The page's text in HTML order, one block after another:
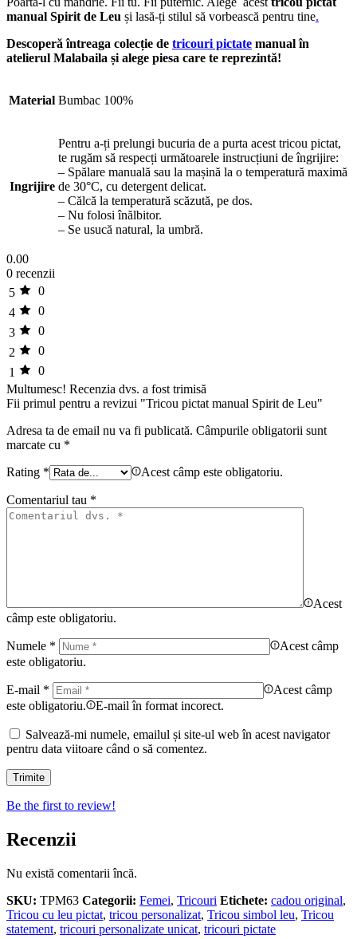
manual Spirit de Leu și lasă-ți stilul să vorbească pentru tine.
Descoperă întreaga colecție de tricouri pictate manual în
atelierul Malabaila și alege piesa care te reprezintă!
Material Bumbac 100%
Ingrijire
Pentru a-ți prelungi bucuria de a purta acest tricou pictat,
te rugăm să respecți următoarele instrucțiuni de îngrijire:
– Spălare manuală sau la mașină la o temperatură maximă
de 30°C, cu detergent delicat.
– Călcă la temperatură scăzută, pe dos.
– Nu folosi înălbitor.
– Se usucă natural, la umbră.
0.00
0 recenzii
5
0
4
0
3
0
2
0
1
0
Multumesc! Recenzia dvs. a fost trimisă
Fii primul pentru a revizui "Tricou pictat manual Spirit de Leu"
Adresa ta de email nu va fi publicată. Câmpurile obligatorii sunt
marcate cu *
Rating * Acest câmp este obligatoriu.
Comentariul tau *
Acest
câmp este obligatoriu.
Numele *
Acest câmp
este obligatoriu.
E-mail *
Acest câmp
este obligatoriu.
E-mail în format incorect.
Salvează-mi numele, emailul și site-ul web în acest navigator
pentru data viitoare când o să comentez.
Be the first to review!
Recenzii
Nu există comentarii încă.
SKU: TPM63 Categorii: Femei, Tricouri Etichete: cadou original,
Tricou cu leu pictat, tricou personalizat, Tricou simbol leu, Tricou
statement, tricouri personalizate unicat, tricouri pictate